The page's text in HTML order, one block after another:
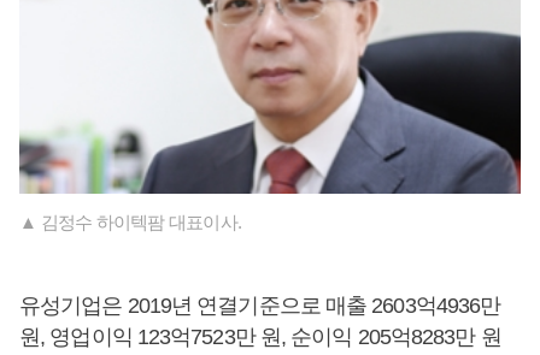
▲ 김정수 하이텍팜 대표이사.
유성기업은 2019년 연결기준으로 매출 2603억4936만
원, 영업이익 123억7523만 원, 순이익 205억8283만 원